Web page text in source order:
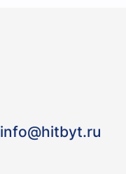
info@hitbyt.ru